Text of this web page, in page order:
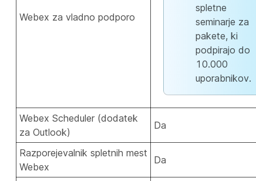
Webex za vladno podporo
spletne
seminarje za
pakete, ki
podpirajo do
10.000
uporabnikov.
Webex Scheduler (dodatek
za Outlook)
Da
Razporejevalnik spletnih mest
Webex
Da